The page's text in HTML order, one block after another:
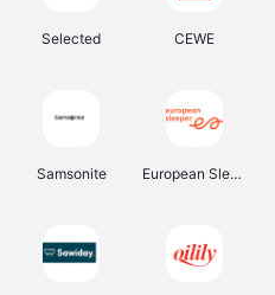
Selected CEWE
Samsonite European Sleeper